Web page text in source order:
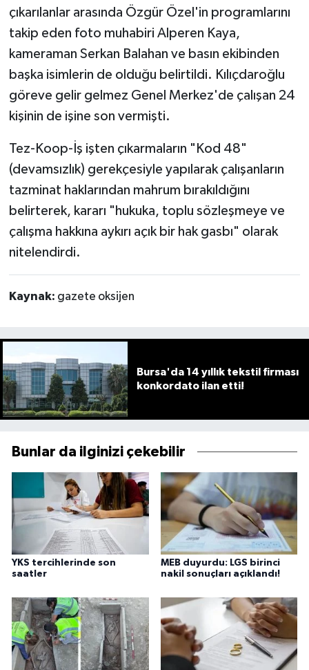
çıkarılanlar arasında Özgür Özel'in programlarını
takip eden foto muhabiri Alperen Kaya,
kameraman Serkan Balahan ve basın ekibinden
başka isimlerin de olduğu belirtildi. Kılıçdaroğlu
göreve gelir gelmez Genel Merkez'de çalışan 24
kişinin de işine son vermişti.
Tez-Koop-İş işten çıkarmaların "Kod 48"
(devamsızlık) gerekçesiyle yapılarak çalışanların
tazminat haklarından mahrum bırakıldığını
belirterek, kararı "hukuka, toplu sözleşmeye ve
çalışma hakkına aykırı açık bir hak gasbı" olarak
nitelendirdi.
Kaynak: gazete oksijen
Bursa'da 14 yıllık tekstil firması
konkordato ilan etti!
Bunlar da ilginizi çekebilir
YKS tercihlerinde son
saatler
MEB duyurdu: LGS birinci
nakil sonuçları açıklandı!